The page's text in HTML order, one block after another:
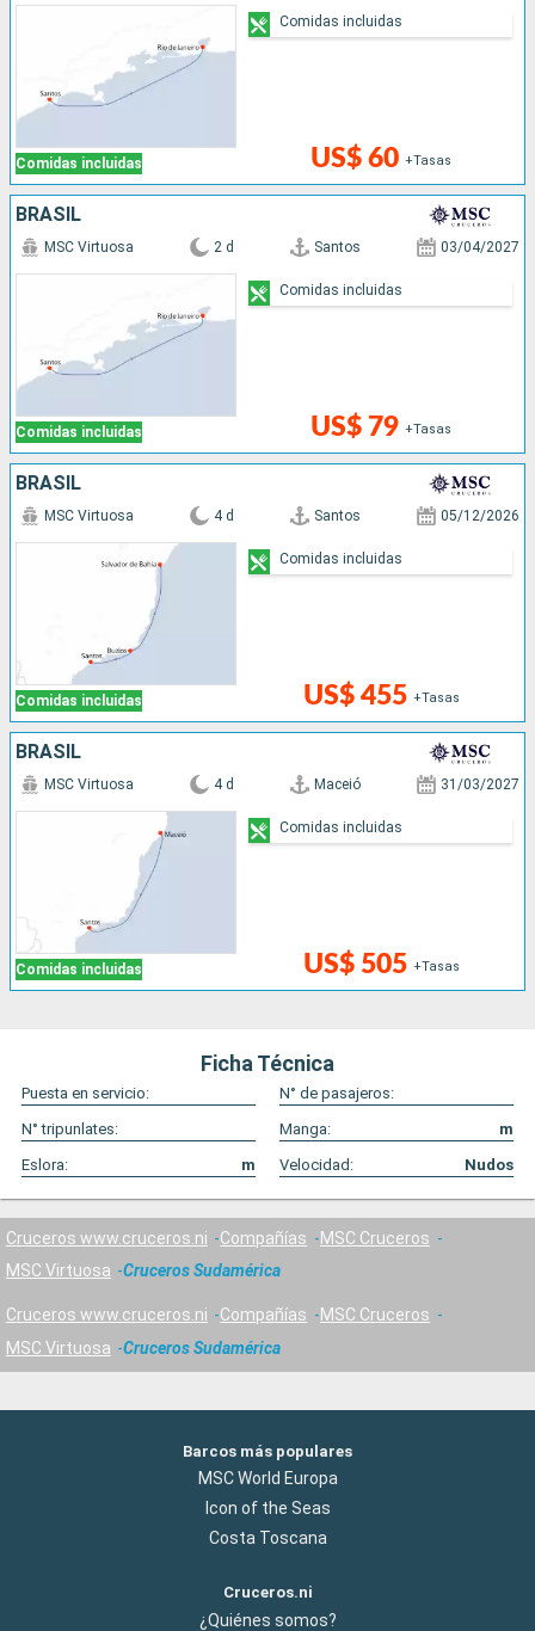
Comidas incluidas US$ 60 +Tasas
Comidas incluidas
BRASIL
Comidas incluidas
MSC Virtuosa 2 d Santos 03/04/2027
US$ 79 +Tasas
Comidas incluidas
BRASIL
Comidas incluidas
MSC Virtuosa 4 d Santos 05/12/2026
US$ 455 +Tasas
Comidas incluidas
BRASIL
Comidas incluidas
MSC Virtuosa 4 d Maceió 31/03/2027
US$ 505 +Tasas
Comidas incluidas
Ficha Técnica
Puesta en servicio:
N° de pasajeros:
N° tripunlates:
Manga:
m
Eslora:
m Velocidad: Nudos
Cruceros www.cruceros.ni Compañías
MSC Cruceros
MSC Virtuosa
Cruceros Sudamérica
Cruceros www.cruceros.ni Compañías
MSC Cruceros
MSC Virtuosa
Cruceros Sudamérica
Barcos más populares
MSC World Europa
Icon of the Seas
Costa Toscana
Cruceros.ni
¿Quiénes somos?